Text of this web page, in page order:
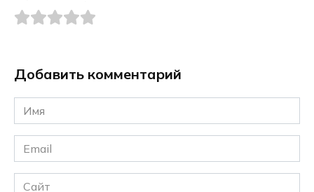
Добавить комментарий
Имя
*
Email
*
Сайт